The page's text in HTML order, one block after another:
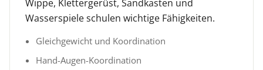
Wippe, Klettergerüst, Sandkasten und
Wasserspiele schulen wichtige Fähigkeiten.
Gleichgewicht und Koordination
Hand-Augen-Koordination